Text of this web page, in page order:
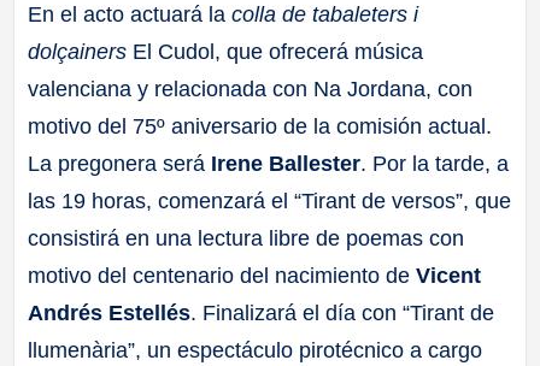
En el acto actuará lacolla de tabaleters i
dolçainers El Cudol, que ofrecerá música
valenciana y relacionada con Na Jordana, con
motivo del 75º aniversario de la comisión actual.
La pregonera será Irene Ballester. Por la tarde, a
las 19 horas, comenzará el “Tirant de versos”, que
consistirá en una lectura libre de poemas con
motivo del centenario del nacimiento deVicent
Andrés Estellés. Finalizará el día con “Tirant de
llumenària”, un espectáculo pirotécnico a cargo